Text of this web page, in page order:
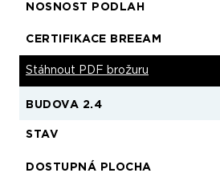
NOSNOST PODLAH
CERTIFIKACE BREEAM
Stáhnout PDF brožuru
BUDOVA 2.4
STAV
DOSTUPNÁ PLOCHA